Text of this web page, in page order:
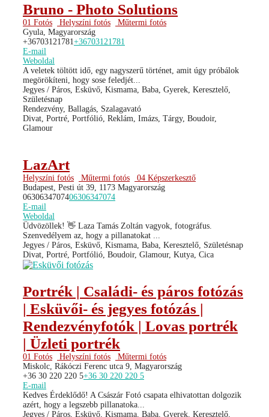
Bruno - Photo Solutions
01 Fotós Helyszíni fotós
Műtermi fotós
Gyula, Magyarország
+36703121781 +36703121781
E-mail
Weboldal
A veletek töltött idő, egy nagyszerű történet, amit úgy próbálok
megörökíteni, hogy sose feledjét...
Jegyes / Páros, Esküvő, Kismama, Baba, Gyerek, Keresztelő,
Születésnap
Rendezvény, Ballagás, Szalagavató
Divat, Portré, Portfólió, Reklám, Imázs, Tárgy, Boudoir,
Glamour
LazArt
Helyszíni fotós Műtermi fotós
04 Képszerkesztő
Budapest, Pesti út 39, 1173 Magyarország
0630634707406306347074
E-mail
Weboldal
Üdvözöllek! 👋 Laza Tamás Zoltán vagyok, fotográfus.
Szenvedélyem az, hogy a pillanatokat ...
Jegyes / Páros, Esküvő, Kismama, Baba, Keresztelő, Születésnap
Divat, Portré, Portfólió, Boudoir, Glamour, Kutya, Cica
Portrék | Családi- és páros fotózás
| Esküvői- és jegyes fotózás |
Rendezvényfotók | Lovas portrék
| Üzleti portrék
01 Fotós Helyszíni fotós
Műtermi fotós
Miskolc, Rákóczi Ferenc utca 9, Magyarország
+36 30 220 220 5+36 30 220 220 5
E-mail
Kedves Érdeklődő! A Császár Fotó csapata elhivatottan dolgozik
azért, hogy a legszebb pillanatoka...
Jegyes / Páros, Esküvő, Kismama, Baba, Gyerek, Keresztelő,